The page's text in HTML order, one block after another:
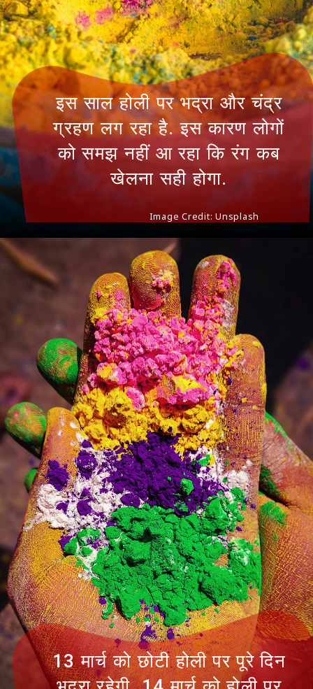
Image Credit: Unsplash
इस साल होली पर भद्रा और चंद्र
ग्रहण लग रहा है. इस कारण लोगों
को समझ नहीं आ रहा कि रंग कब
खेलना सही होगा.
13 मार्च को छोटी होली पर पूरे दिन